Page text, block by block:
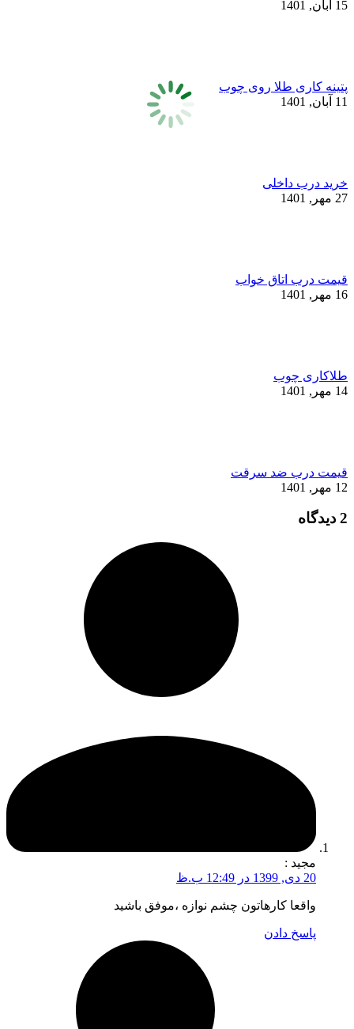
15 آبان, 1401
پتینه کاری طلا روی چوب
11 آبان, 1401
خرید درب داخلی
27 مهر, 1401
قیمت درب اتاق خواب
16 مهر, 1401
طلاکاری چوب
14 مهر, 1401
قیمت درب ضد سرقت
12 مهر, 1401
2 دیدگاه
مجيد :
20 دی, 1399 در 12:49 ب.ظ
واقعا کارهاتون چشم نوازه ،موفق باشید
پاسخ دادن